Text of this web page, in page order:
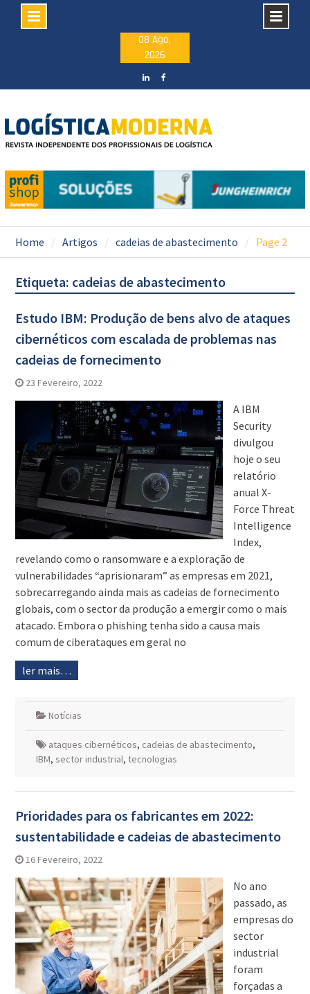
08 Ago,
2026
Home Artigos cadeias de abastecimento Page 2
Etiqueta: cadeias de abastecimento
Estudo IBM: Produção de bens alvo de ataques
cibernéticos com escalada de problemas nas
cadeias de fornecimento
23 Fevereiro, 2022
A IBM
Security
divulgou
hoje o seu
relatório
anual X-
Force Threat
Intelligence
Index,
revelando como o ransomware e a exploração de
vulnerabilidades “aprisionaram” as empresas em 2021,
sobrecarregando ainda mais as cadeias de fornecimento
globais, com o sector da produção a emergir como o mais
atacado. Embora o phishing tenha sido a causa mais
comum de ciberataques em geral no
ler mais…
Notícias
ataques cibernéticos, cadeias de abastecimento,
IBM, sector industrial, tecnologias
Prioridades para os fabricantes em 2022:
sustentabilidade e cadeias de abastecimento
16 Fevereiro, 2022
No ano
passado, as
empresas do
sector
industrial
foram
forçadas a